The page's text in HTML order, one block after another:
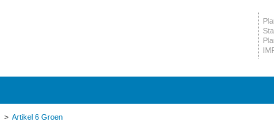
Artikel 6 Groen